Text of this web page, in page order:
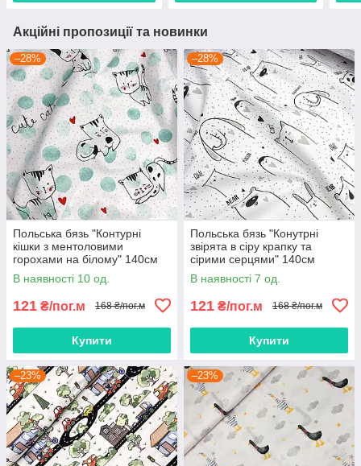
Акційні пропозиції та новинки
–28%
Польська бязь "Контурні
кішки з ментоловими
горохами на білому" 140см
В наявності 10 од.
121 ₴/пог.м 168 ₴/пог.м
Купити
–28%
Польська бязь "Конутрні
звірята в сіру крапку та
сірими серцями" 140см
В наявності 7 од.
121 ₴/пог.м 168 ₴/пог.м
Купити
–23% –23%